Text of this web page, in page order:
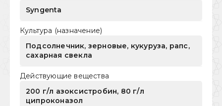
Syngenta
Культура (назначение)
Подсолнечник, зерновые, кукуруза, рапс,
сахарная свекла
Действующие вещества
200 г/л азоксистробин, 80 г/л
ципроконазол